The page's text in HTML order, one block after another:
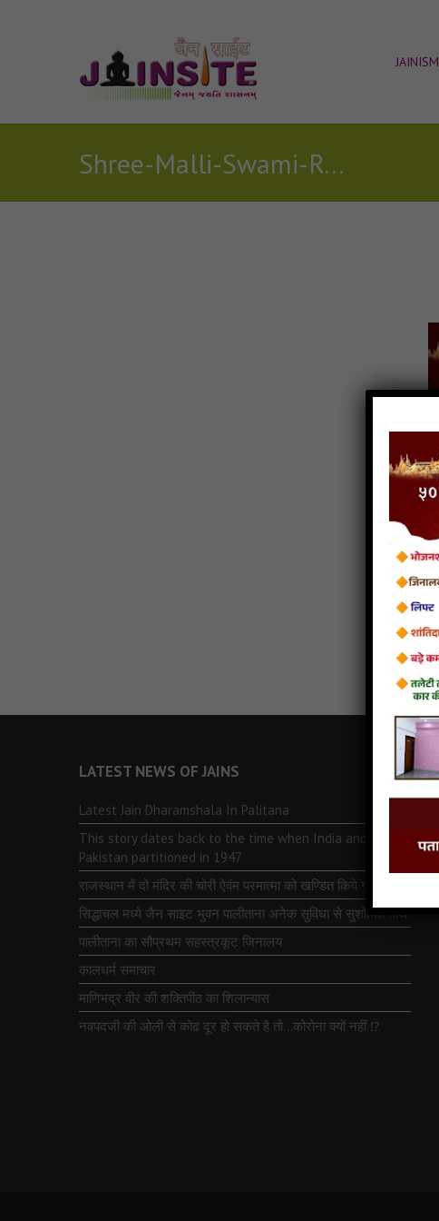
JAINISM
Shree-Malli-Swami-Re-Pranamu jain mp3
LATEST NEWS OF JAINS
Latest Jain Dharamshala In Palitana
This story dates back to the time when India and
Pakistan partitioned in 1947
राजस्थान में दो मंदिर की चोरी ऐवंम परमात्मा को खण्डित किये गये
सिद्धाचल मध्ये जैन साइट भुवन पालीताना अनेक सुविधा से सुशोभित तीर्थ.
पालीताना का सौप्रथम सहस्त्रकूट जिनालय
कालधर्म समाचार
माणिभद्र वीर की शक्तिपीठ का शिलान्यास
नवपदजी की ओली से कोढ दूर हो सकते है तो…कोरोना क्यों नहीं ⁉️